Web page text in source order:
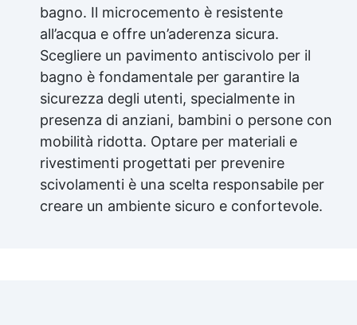
bagno. Il microcemento è resistente
all’acqua e offre un’aderenza sicura.
Scegliere un pavimento antiscivolo per il
bagno è fondamentale per garantire la
sicurezza degli utenti, specialmente in
presenza di anziani, bambini o persone con
mobilità ridotta. Optare per materiali e
rivestimenti progettati per prevenire
scivolamenti è una scelta responsabile per
creare un ambiente sicuro e confortevole.